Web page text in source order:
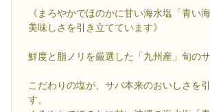
《まろやかでほのかに甘い海水塩「青い
美味しさを引き立てています》
鮮度と脂ノリを厳選した「九州産」旬の
こだわりの塩が、サバ本来のおいしさを
す。